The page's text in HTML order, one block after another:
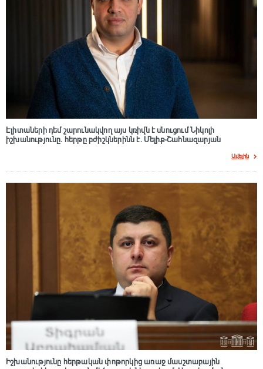
Էլիտաների դեմ շարունակվող այս կռիվն է սնուցում Նիկոլի
իշխանությունը. հերթը բժիշկներինն է. Մելիք-Շահնազարյան
Ավելին
Իշխանությունը հերթական փոթորկից առաջ մասշտաբային